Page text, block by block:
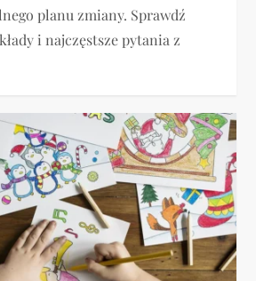
planu zmiany. Sprawdź
i najczęstsze pytania z